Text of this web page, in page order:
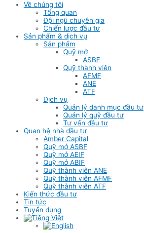
Về chúng tôi
Tổng quan
Đội ngũ chuyên gia
Chiến lược đầu tư
Sản phẩm & dịch vụ
Sản phẩm
Quỹ mở
ASBF
Quỹ thành viên
AFMF
ANE
ATF
Dịch vụ
Quản lý danh mục đầu tư
Quản lý quỹ đầu tư
Tư vấn đầu tư
Quan hệ nhà đầu tư
Amber Capital
Quỹ mở ASBF
Quỹ mở AEIF
Quỹ mở ABIF
Quỹ thành viên ANE
Quỹ thành viên AFMF
Quỹ thành viên ATF
Kiến thức đầu tư
Tin tức
Tuyển dụng